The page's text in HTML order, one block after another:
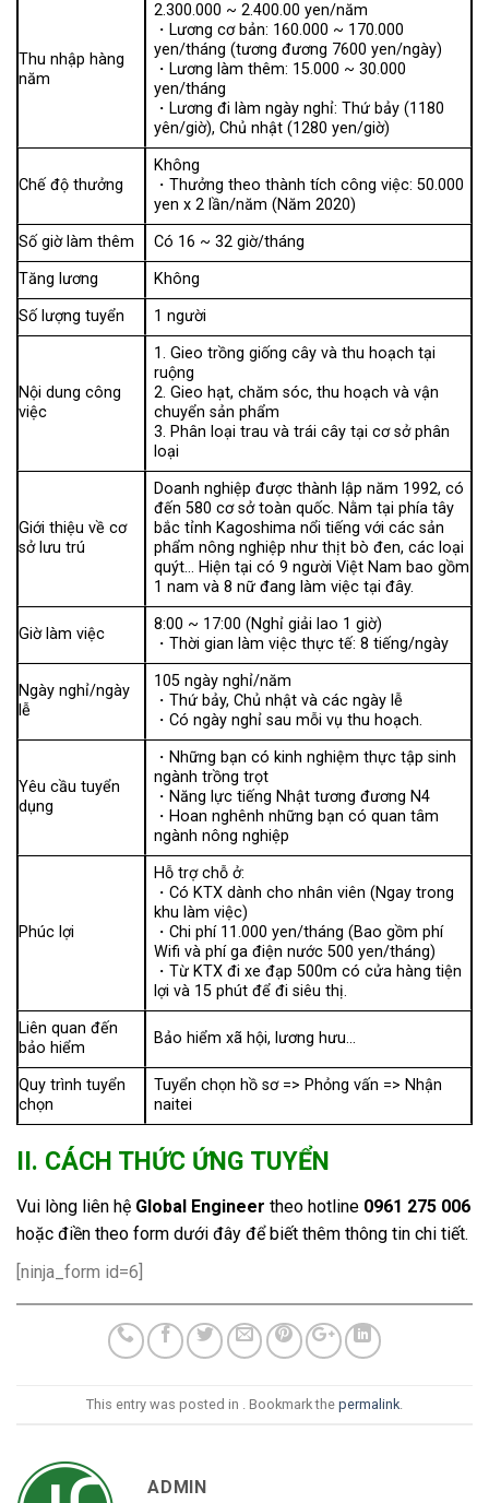
Thu nhập hàng
năm
2.300.000 ~ 2.400.00 yen/năm
・Lương cơ bản: 160.000 ~ 170.000
yen/tháng (tương đương 7600 yen/ngày)
・Lương làm thêm: 15.000 ~ 30.000
yen/tháng
・Lương đi làm ngày nghỉ: Thứ bảy (1180
yên/giờ), Chủ nhật (1280 yen/giờ)
Chế độ thưởng
Không
・Thưởng theo thành tích công việc: 50.000
yen x 2 lần/năm (Năm 2020)
Số giờ làm thêm
Có 16 ~ 32 giờ/tháng
Tăng lương
Không
Số lượng tuyển
1 người
Nội dung công
việc
1. Gieo trồng giống cây và thu hoạch tại
ruộng
2. Gieo hạt, chăm sóc, thu hoạch và vận
chuyển sản phẩm
3. Phân loại trau và trái cây tại cơ sở phân
loại
Giới thiệu về cơ
sở lưu trú
Doanh nghiệp được thành lập năm 1992, có
đến 580 cơ sở toàn quốc. Nằm tại phía tây
bắc tỉnh Kagoshima nổi tiếng với các sản
phẩm nông nghiệp như thịt bò đen, các loại
quýt… Hiện tại có 9 người Việt Nam bao gồm
1 nam và 8 nữ đang làm việc tại đây.
Giờ làm việc
8:00 ~ 17:00 (Nghỉ giải lao 1 giờ)
・Thời gian làm việc thực tế: 8 tiếng/ngày
Ngày nghỉ/ngày
lễ
105 ngày nghỉ/năm
・Thứ bảy, Chủ nhật và các ngày lễ
・Có ngày nghỉ sau mỗi vụ thu hoạch.
Yêu cầu tuyển
dụng
・Những bạn có kinh nghiệm thực tập sinh
ngành trồng trọt
・Năng lực tiếng Nhật tương đương N4
・Hoan nghênh những bạn có quan tâm
ngành nông nghiệp
Phúc lợi
Hỗ trợ chỗ ở:
・Có KTX dành cho nhân viên (Ngay trong
khu làm việc)
・Chi phí 11.000 yen/tháng (Bao gồm phí
Wifi và phí ga điện nước 500 yen/tháng)
・Từ KTX đi xe đạp 500m có cửa hàng tiện
lợi và 15 phút để đi siêu thị.
Liên quan đến
bảo hiểm
Bảo hiểm xã hội, lương hưu…
Quy trình tuyển
chọn
Tuyển chọn hồ sơ => Phỏng vấn => Nhận
naitei
II. CÁCH THỨC ỨNG TUYỂN
Vui lòng liên hệ Global Engineer theo hotline 0961 275 006
hoặc điền theo form dưới đây để biết thêm thông tin chi tiết.
[ninja_form id=6]
This entry was posted in . Bookmark the permalink
ADMIN